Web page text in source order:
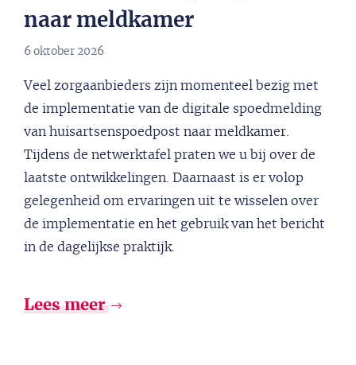
naar meldkamer
6 oktober 2026
Veel zorgaanbieders zijn momenteel bezig met
de implementatie van de digitale spoedmelding
van huisartsenspoedpost naar meldkamer.
Tijdens de netwerktafel praten we u bij over de
laatste ontwikkelingen. Daarnaast is er volop
gelegenheid om ervaringen uit te wisselen over
de implementatie en het gebruik van het bericht
in de dagelijkse praktijk.
Lees meer